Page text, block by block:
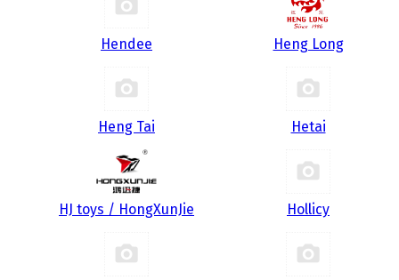
Hendee Heng Long
Heng Tai Hetai
HJ toys / HongXunJie Hollicy